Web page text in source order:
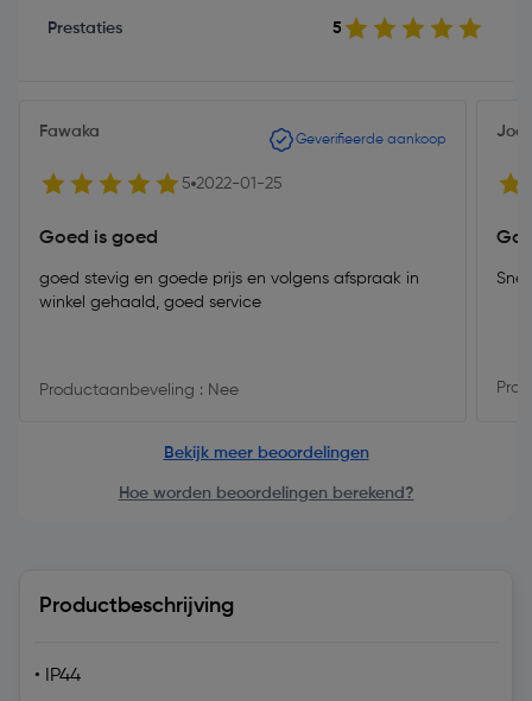
Prestaties 5
Fawaka Geverifieerde aankoop
5 2022-01-25
Goed is goed
goed stevig en goede prijs en volgens afspraak in
winkel gehaald, goed service
Productaanbeveling : Nee
Bekijk meer beoordelingen
Hoe worden beoordelingen berekend?
Productbeschrijving
• IP44